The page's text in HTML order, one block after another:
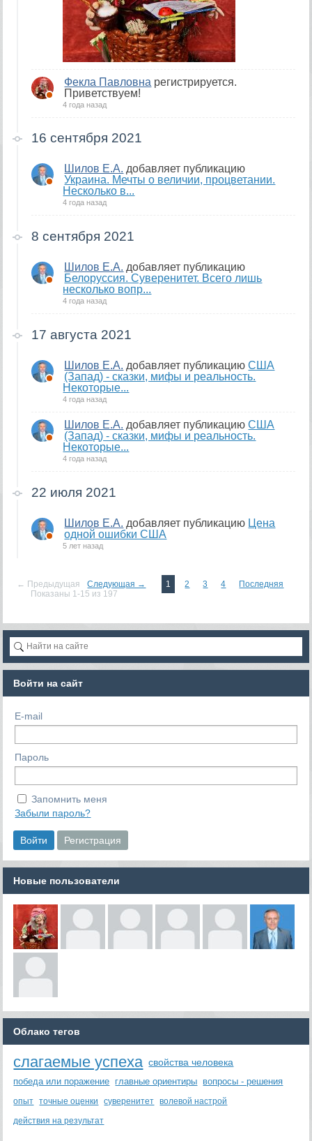
Фекла Павловна регистрируется.
Приветствуем!
4 года назад
16 сентября 2021
Шилов Е.А. добавляет публикацию
Украина. Мечты о величии, процветании.
Несколько в...
4 года назад
8 сентября 2021
Шилов Е.А. добавляет публикацию
Белоруссия. Суверенитет. Всего лишь
несколько вопр...
4 года назад
17 августа 2021
Шилов Е.А. добавляет публикациюСША
(Запад) - сказки, мифы и реальность.
Некоторые...
4 года назад
Шилов Е.А. добавляет публикациюСША
(Запад) - сказки, мифы и реальность.
Некоторые...
4 года назад
22 июля 2021
Шилов Е.А. добавляет публикацию Цена
одной ошибки США
5 лет назад
← Предыдущая Следующая → 1 2 3 4
Последняя
Показаны 1-15 из 197
Войти на сайт
E-mail
Пароль
Запомнить меня
Забыли пароль?
Новые пользователи
Облако тегов
слагаемые успеха свойства человека
победа или поражение главные ориентиры вопросы - решения
опыт точные оценки суверенитет
волевой настрой
действия на результат